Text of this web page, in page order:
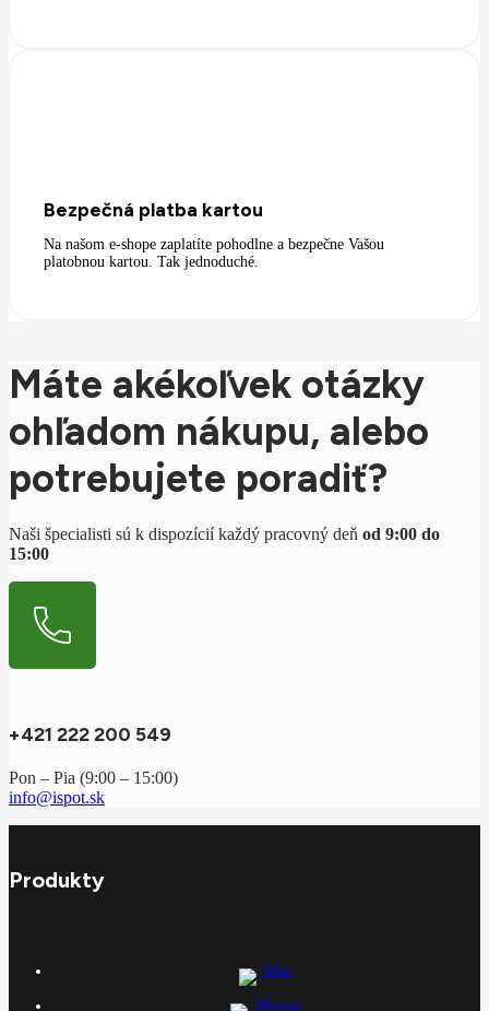
Bezpečná platba kartou
Na našom e-shope zaplatíte pohodlne a bezpečne Vašou
platobnou kartou. Tak jednoduché.
Máte akékoľvek otázky
ohľadom nákupu, alebo
potrebujete poradiť?
Naši špecialisti sú k dispozícií každý pracovný deň od 9:00 do
15:00
+421 222 200 549
Pon – Pia (9:00 – 15:00)
info@ispot.sk
Produkty
Mac
iPhone